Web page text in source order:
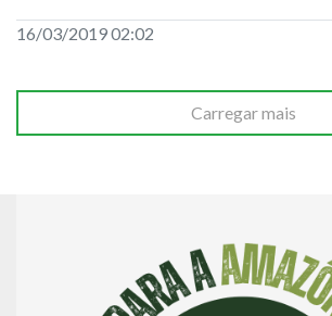
16/03/2019 02:02
Carregar mais